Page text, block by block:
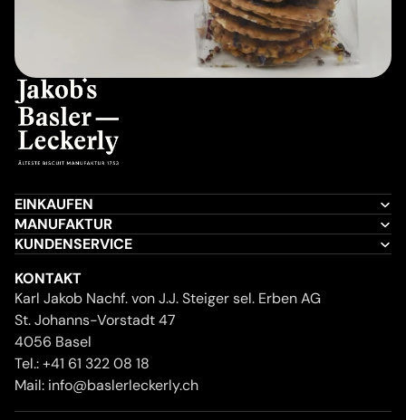
EINKAUFEN
MANUFAKTUR
KUNDENSERVICE
KONTAKT
Karl Jakob Nachf. von J.J. Steiger sel. Erben AG
St. Johanns-Vorstadt 47
4056 Basel
Tel.:+41 61 322 08 18
Mail: info@baslerleckerly.ch